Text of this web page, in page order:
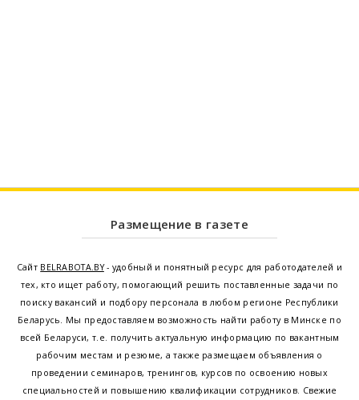
Размещение в газете
Сайт BELRABOTA.BY- удобный и понятный ресурс для работодателей и
тех, кто ищет работу, помогающий решить поставленные задачи по
поиску вакансий и подбору персонала в любом регионе Республики
Беларусь. Мы предоставляем возможность найти работу в Минске по
всей Беларуси, т.е. получить актуальную информацию по вакантным
рабочим местам и резюме, а также размещаем объявления о
проведении семинаров, тренингов, курсов по освоению новых
специальностей и повышению квалификации сотрудников. Свежие